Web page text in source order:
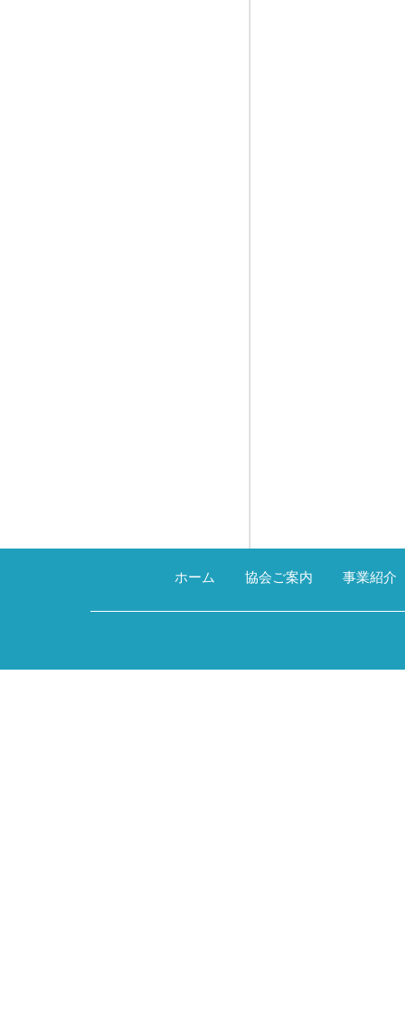
ホーム 協会ご案内 事業紹介